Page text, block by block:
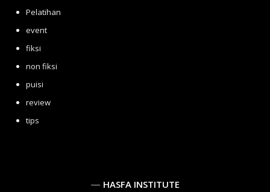
Pelatihan
event
fiksi
non fiksi
puisi
review
tips
HASFA INSTITUTE